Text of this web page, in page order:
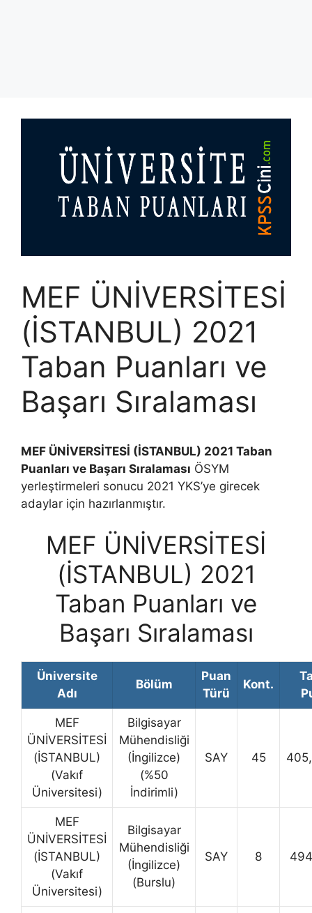
MEF ÜNİVERSİTESİ
(İSTANBUL) 2021
Taban Puanları ve
Başarı Sıralaması
MEF ÜNİVERSİTESİ (İSTANBUL) 2021 Taban
Puanları ve Başarı Sıralaması ÖSYM
yerleştirmeleri sonucu 2021 YKS’ye girecek
adaylar için hazırlanmıştır.
MEF ÜNİVERSİTESİ
(İSTANBUL) 2021
Taban Puanları ve
Başarı Sıralaması
Üniversite
Adı
Bölüm
Puan
Türü
Kont.
MEF
ÜNİVERSİTESİ
(İSTANBUL)
(Vakıf
Üniversitesi)
Bilgisayar
Mühendisliği
(İngilizce)
(%50
İndirimli)
SAY 45
MEF
ÜNİVERSİTESİ
(İSTANBUL)
(Vakıf
Üniversitesi)
Bilgisayar
Mühendisliği
(İngilizce)
(Burslu)
SAY 8